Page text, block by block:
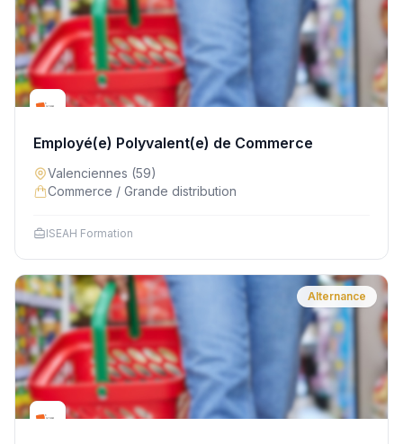
Employé(e) Polyvalent(e) de Commerce
Valenciennes (59)
Commerce / Grande distribution
ISEAH Formation
Alternance